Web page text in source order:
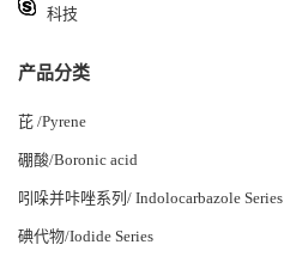
科技
产品分类
芘 /Pyrene
硼酸/Boronic acid
吲哚并咔唑系列/ Indolocarbazole Series
碘代物/Iodide Series